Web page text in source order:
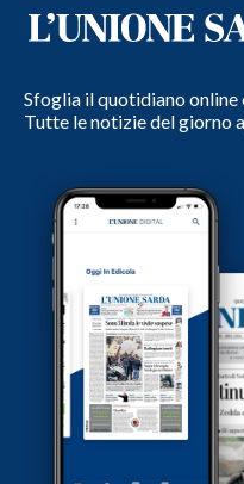
Sfoglia il quotidiano online
Tutte le notizie del giorno